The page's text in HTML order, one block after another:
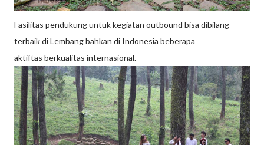
Fasilitas pendukung untuk kegiatan outbound bisa dibilang
terbaik di Lembang bahkan di Indonesia beberapa
aktiftas berkualitas internasional.